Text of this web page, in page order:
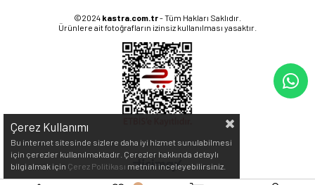
©2024 kastra.com.tr- Tüm Hakları Saklıdır.
Ürünlere ait fotoğrafların izinsiz kullanılması yasaktır.
Çerez Kullanımı
Bu internet sitesinde sizlere daha iyi hizmet sunulabilmesi
için çerezler kullanılmaktadır. Çerezler hakkında detaylı
bilgi almak için Çerez Politikası metnini inceleyebilirsiniz.